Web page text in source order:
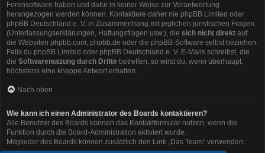
Forensoftware haben und dafür in keiner Weise zur Verantwortung
herangezogen werden können. Kontaktiere daher nie phpBB Limited oder
phpBB Deutschland e. V. in Zusammenhang mit jeglichen juristischen Fragen
(Unterlassungserklärungen, Haftungsfragen usw.), die sich nicht direkt auf
die Websiten phpbb.com, phpbb.de oder die phpBB-Software selbst beziehen.
Falls du phpBB Limited oder phpBB Deutschland e. V. E-Mails schreibst, die
die Softwarenutzung durch Dritte betreffen, so wirst du, wenn überhaupt,
höchstens eine knappe Antwort erhalten.
Nach oben
Wie kann ich einen Administrator des Boards kontaktieren?
Alle Benutzer des Boards können das Kontaktformular nutzen, wenn die
Funktion durch die Board-Administration aktiviert wurde.
Mitglieder des Boards können zusätzlich den Link „Das Team“ verwenden.